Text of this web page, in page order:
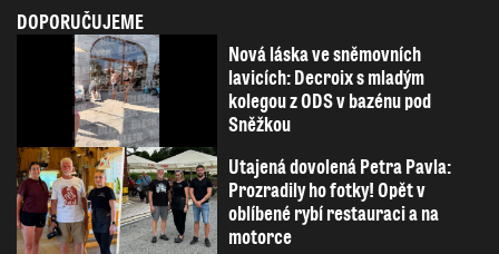
DOPORUČUJEME
Nová láska ve sněmovních
lavicích: Decroix s mladým
kolegou z ODS v bazénu pod
Sněžkou
Utajená dovolená Petra Pavla:
Prozradily ho fotky! Opět v
oblíbené rybí restauraci a na
motorce